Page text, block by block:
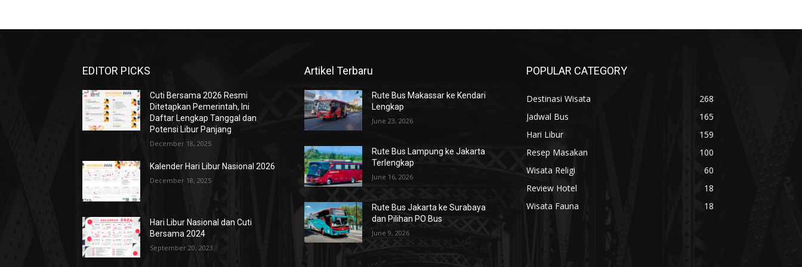
EDITOR PICKS
Cuti Bersama 2026 Resmi
Ditetapkan Pemerintah, Ini
Daftar Lengkap Tanggal dan
Potensi Libur Panjang
December 18, 2025
Kalender Hari Libur Nasional 2026
December 18, 2025
Hari Libur Nasional dan Cuti
Bersama 2024
September 20, 2023
Artikel Terbaru
Rute Bus Makassar ke Kendari
Lengkap
June 23, 2026
Rute Bus Lampung ke Jakarta
Terlengkap
June 16, 2026
Rute Bus Jakarta ke Surabaya
dan Pilihan PO Bus
June 9, 2026
POPULAR CATEGORY
Destinasi Wisata
268
Jadwal Bus
165
Hari Libur
159
Resep Masakan
100
Wisata Religi
60
Review Hotel
18
Wisata Fauna
18